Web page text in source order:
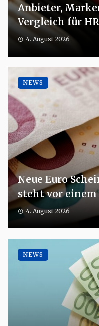
Anbieter,
Vergleich für
4. August 2026
Neue Euro
steht vor
4. August 2026
NEWS
NEWS